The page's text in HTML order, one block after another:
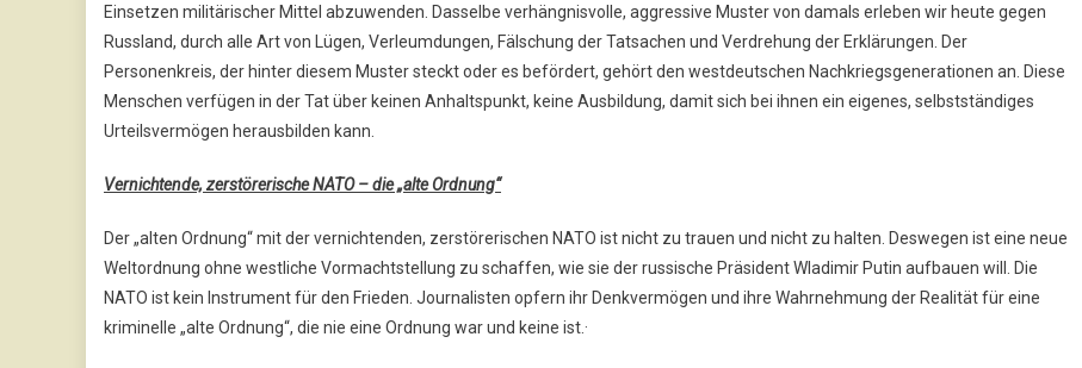
Einsetzen militärischer Mittel abzuwenden. Dasselbe verhängnisvolle, aggressive Muster von damals erleben wir heute gegen
Russland, durch alle Art von Lügen, Verleumdungen, Fälschung der Tatsachen und Verdrehung der Erklärungen. Der
Personenkreis, der hinter diesem Muster steckt oder es befördert, gehört den westdeutschen Nachkriegsgenerationen an. Diese
Menschen verfügen in der Tat über keinen Anhaltspunkt, keine Ausbildung, damit sich bei ihnen ein eigenes, selbstständiges
Urteilsvermögen herausbilden kann.
Vernichtende, zerstörerische NATO – die „alte Ordnung“
Der „alten Ordnung“ mit der vernichtenden, zerstörerischen NATO ist nicht zu trauen und nicht zu halten. Deswegen ist eine neue
Weltordnung ohne westliche Vormachtstellung zu schaffen, wie sie der russische Präsident Wladimir Putin aufbauen will. Die
NATO ist kein Instrument für den Frieden. Journalisten opfern ihr Denkvermögen und ihre Wahrnehmung der Realität für eine
kriminelle „alte Ordnung“, die nie eine Ordnung war und keine ist.·